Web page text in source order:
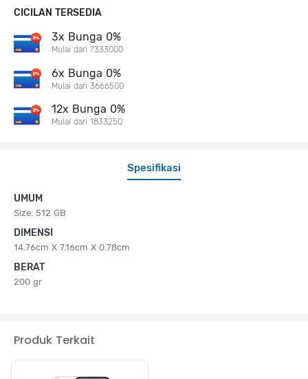
Spesifikasi
UMUM
Size: 512 GB
DIMENSI
14.76cm X 7.16cm X 0.78cm
BERAT
200 gr
CICILAN TERSEDIA
3x Bunga 0%
Mulai dari 7333000
6x Bunga 0%
Mulai dari 3666500
12x Bunga 0%
Mulai dari 1833250
Produk Terkait